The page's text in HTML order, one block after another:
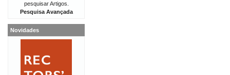
pesquisar Artigos.
Pesquisa Avançada
Novidades